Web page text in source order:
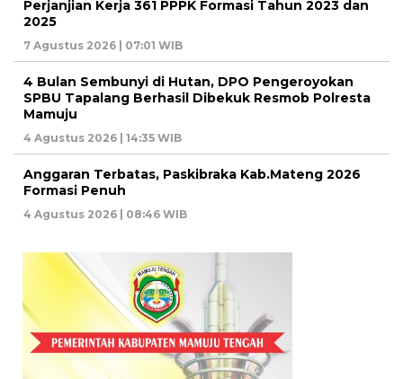
Perjanjian Kerja 361 PPPK Formasi Tahun 2023 dan
2025
7 Agustus 2026 | 07:01 WIB
4 Bulan Sembunyi di Hutan, DPO Pengeroyokan
SPBU Tapalang Berhasil Dibekuk Resmob Polresta
Mamuju
4 Agustus 2026 | 14:35 WIB
Anggaran Terbatas, Paskibraka Kab.Mateng 2026
Formasi Penuh
4 Agustus 2026 | 08:46 WIB